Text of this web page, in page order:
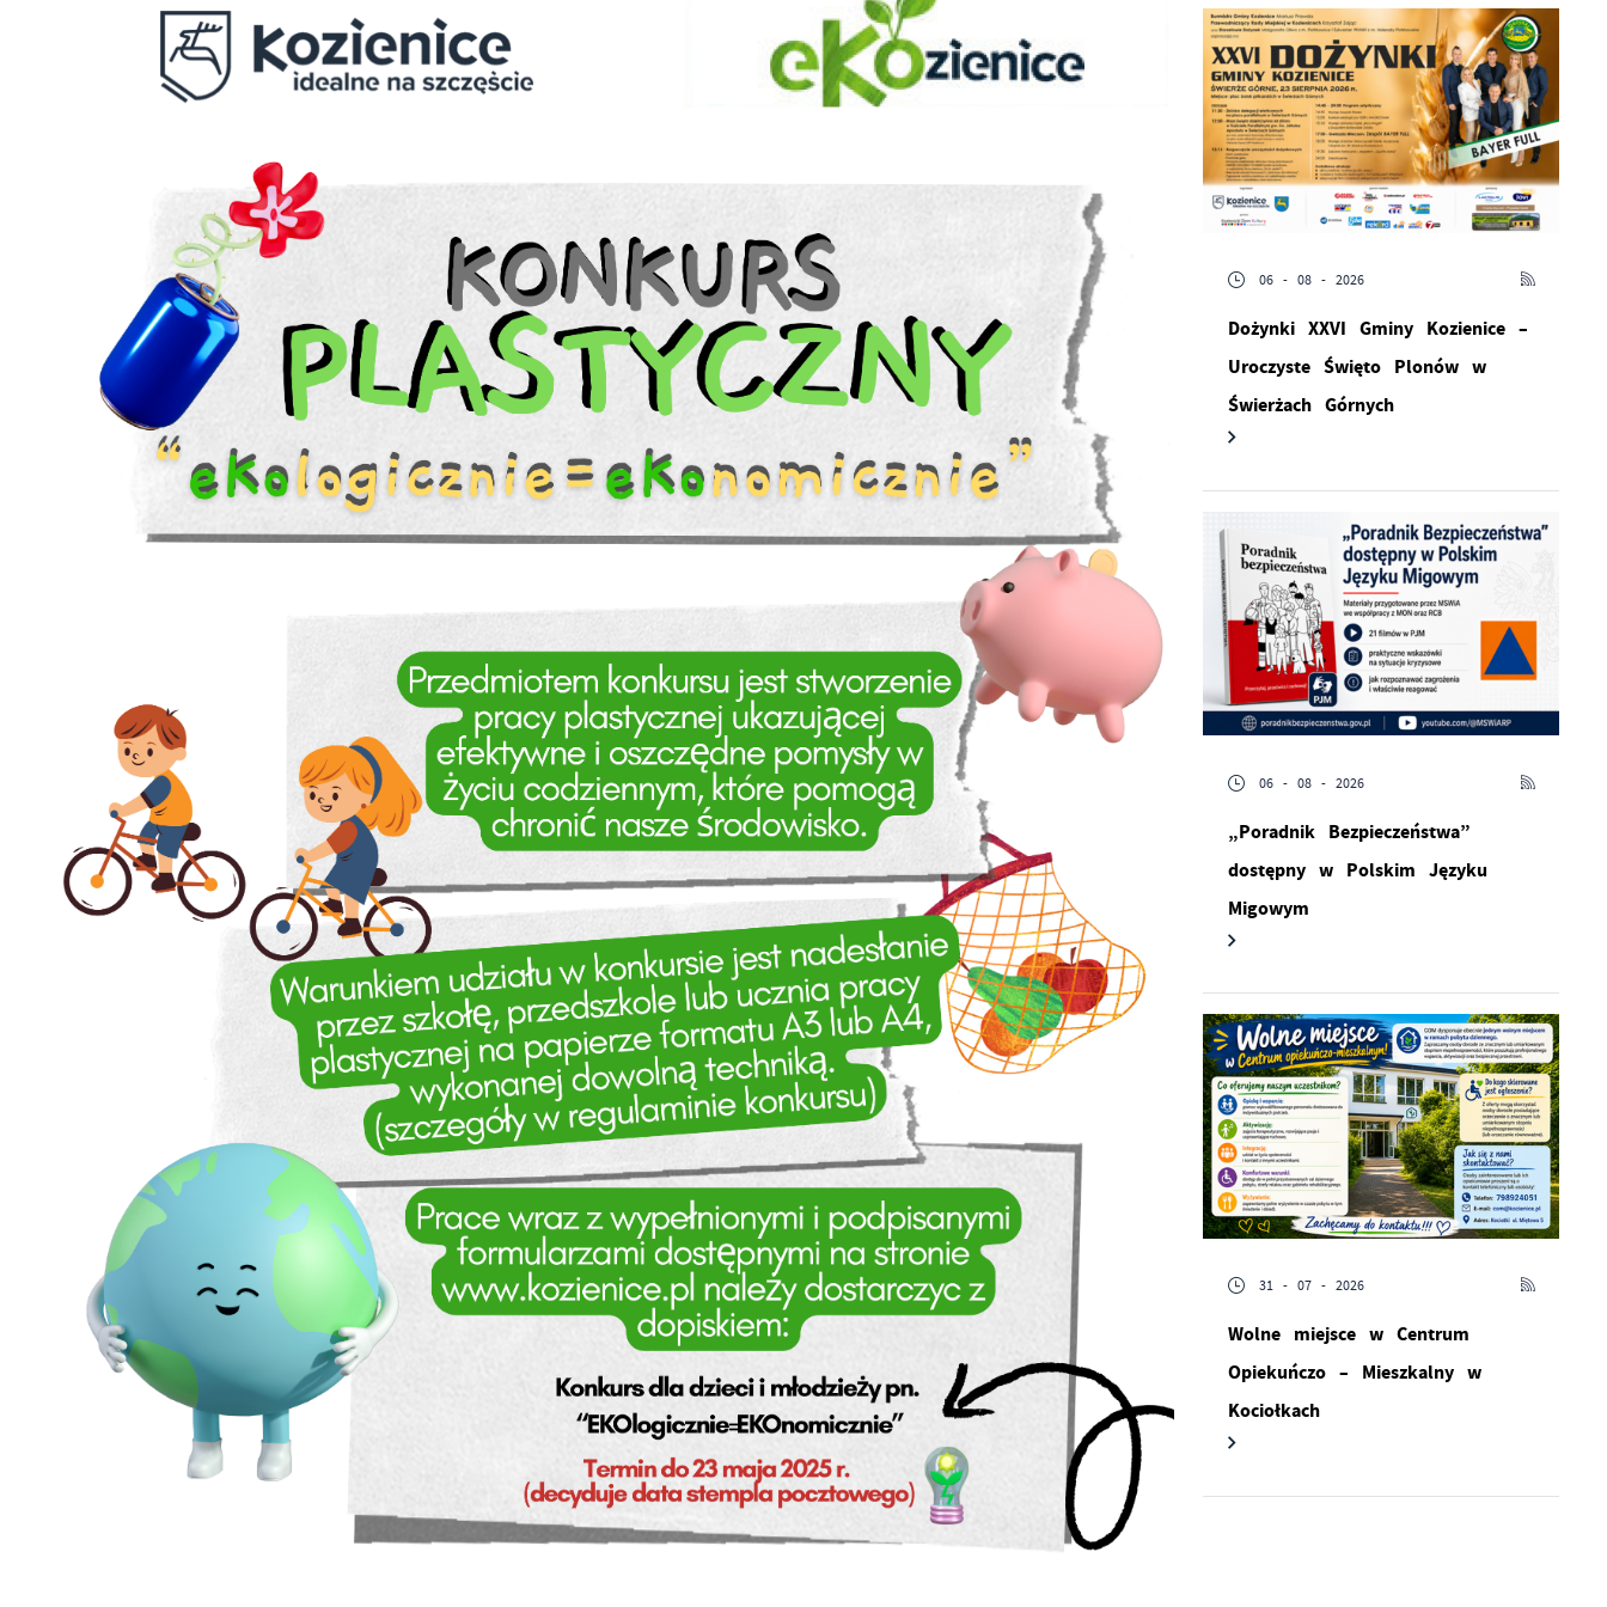
06 - 08 - 2026
Dożynki XXVI Gminy Kozienice –
Uroczyste Święto Plonów w
Świerżach Górnych
06 - 08 - 2026
„Poradnik Bezpieczeństwa”
dostępny w Polskim Języku
Migowym
31 - 07 - 2026
Wolne miejsce w Centrum
Opiekuńczo – Mieszkalny w
Kociołkach
Ustawienia
Szanujemy Twoją prywatność. Możesz zmienić ustawienia cookies lub zaakceptować
je wszystkie. W dowolnym momencie możesz dokonać zmiany swoich ustawień.
Niezbędne
Niezbędne pliki cookies służą do prawidłowego funkcjonowania strony internetowej